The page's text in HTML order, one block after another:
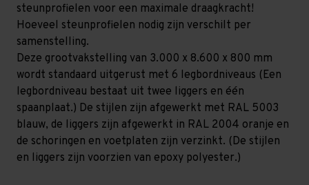
steunprofielen voor een maximale draagkracht!
Hoeveel steunprofielen nodig zijn verschilt per
samenstelling.
Deze grootvakstelling van 3.000 x 8.600 x 800 mm
wordt standaard uitgerust met 6 legbordniveaus (Een
legbordniveau bestaat uit twee liggers en één
spaanplaat.) De stijlen zijn afgewerkt met RAL 5003
blauw, de liggers zijn afgewerkt in RAL 2004 oranje en
de schoringen en voetplaten zijn verzinkt. (De stijlen
en liggers zijn voorzien van epoxy polyester.)